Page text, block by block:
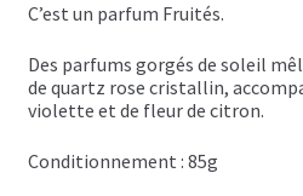
Bières régionales
Coffrets boissons alcoolisées
C’est un parfum Fruités.
Des parfums gorgés de soleil
de quartz rose cristallin,
violette et de fleur de citron.
Conditionnement : 85g